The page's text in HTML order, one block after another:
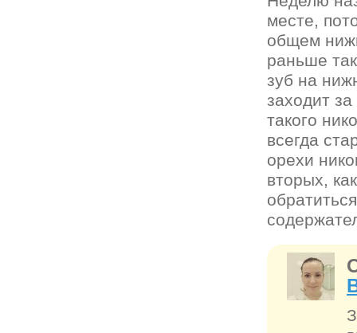
месте,
общем
раньше
зуб на
заходит
такого
всегда
орехи
вторых,